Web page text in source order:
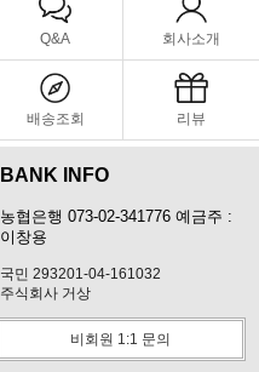
Q&A 회사소개
배송조회 리뷰
BANK INFO
농협은행 073-02-341776 예금주 :
이창용
국민 293201-04-161032
주식회사 거상
비회원 1:1 문의